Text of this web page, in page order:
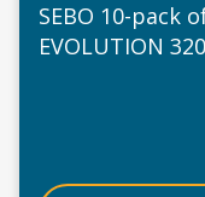
SEBO 10-pack
EVOLUTION